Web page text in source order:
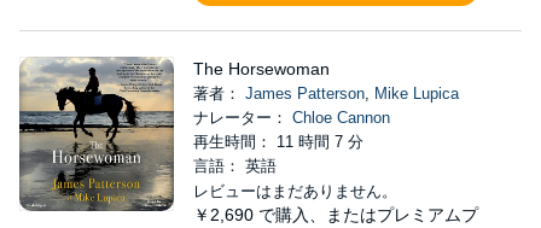
The Horsewoman
著者： James Patterson, Mike Lupica
ナレーター： Chloe Cannon
再生時間： 11 時間 7 分
言語： 英語
レビューはまだありません。
￥2,690 で購入、またはプレミアムプ